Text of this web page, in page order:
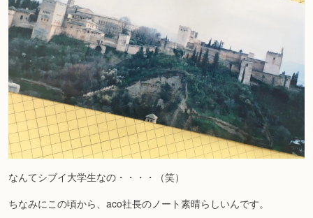
なんてシブイ大学生なの・・・・（笑）
ちなみにこの頃から、aco社長のノート素晴らしいんです。